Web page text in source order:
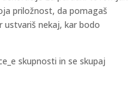
priložnost, da pomagaš
nekaj, kar bodo
skupnosti in se skupaj